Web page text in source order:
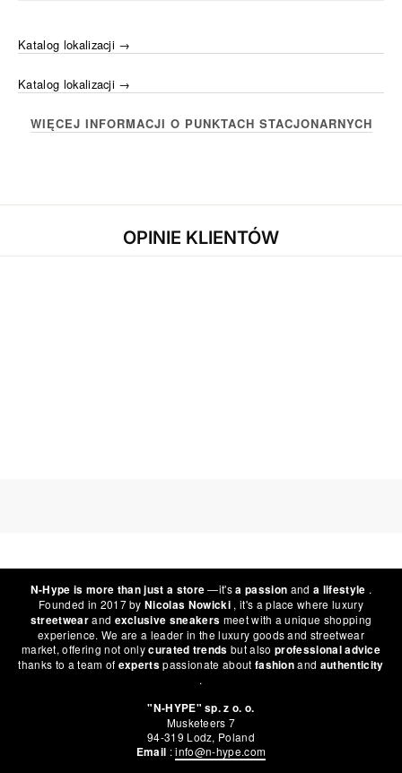
Katalog lokalizacji →
Katalog lokalizacji →
WIĘCEJ INFORMACJI O PUNKTACH STACJONARNYCH
OPINIE KLIENTÓW
N-Hype is more than just a store—it'sa passion and a lifestyle .
Founded in 2017 byNicolas Nowicki, it's a place where luxury
streetwearand exclusive sneakers meet with a unique shopping
experience. We are a leader in the luxury goods and streetwear
market, offering not onlycurated trends but also professional advice
thanks to a team of experts passionate about fashionand authenticity
.
"N-HYPE" sp. z o. o.
Musketeers 7
94-319 Lodz, Poland
Email :info@n-hype.com